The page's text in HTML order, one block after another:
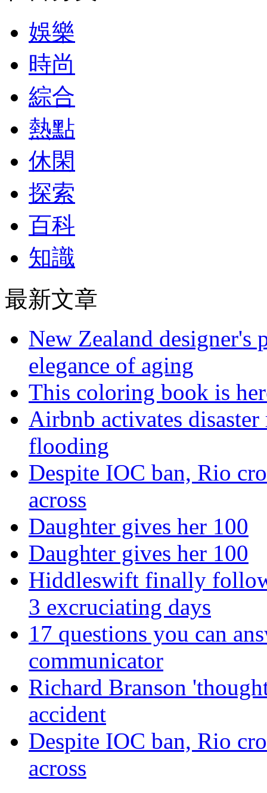
娛樂
時尚
綜合
熱點
休閑
探索
百科
知識
最新文章
New Zealand designer's
elegance of aging
This coloring book is
Airbnb activates
flooding
Despite IOC ban, Rio
across
Daughter gives her 100
Daughter gives her 100
Hiddleswift finally
3 excruciating days
17 questions you can
communicator
Richard Branson
accident
Despite IOC ban, Rio
across